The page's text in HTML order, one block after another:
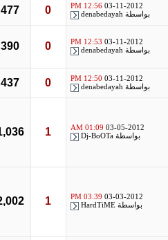
03-11-2012
12:56 PM
بواسطةdenabedayah
477
03-11-2012
12:53 PM
بواسطةdenabedayah
390
03-11-2012
12:50 PM
بواسطةdenabedayah
437
03-05-2012
01:09 AM
بواسطةDj-BoOTa
1,036
03-03-2012
03:39 PM
بواسطةHardTiME
2,002